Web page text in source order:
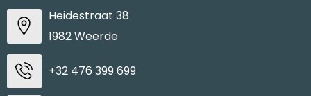
Heidestraat 38
1982 Weerde
+32 476 399 699